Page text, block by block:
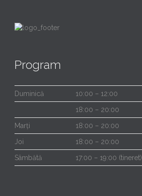
Program
Duminică 10:00 – 12:00
18:00 – 20:00
Marți 18:00 – 20:00
Joi 18:00 – 20:00
Sâmbătă 17:00 – 19:00 (tineret)